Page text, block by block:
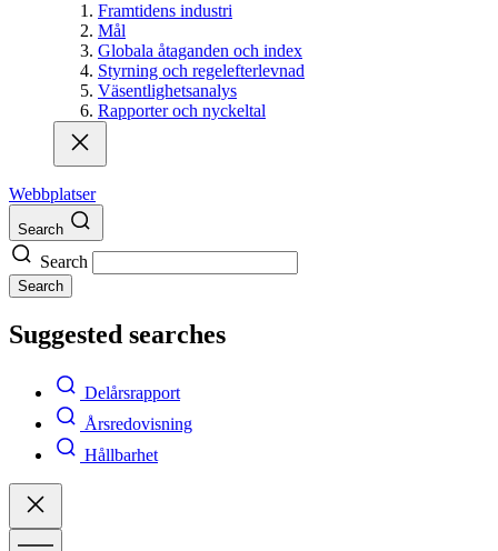
Framtidens industri
Mål
Globala åtaganden och index
Styrning och regelefterlevnad
Väsentlighetsanalys
Rapporter och nyckeltal
Webbplatser
Search
Search
Search
Suggested searches
Delårsrapport
Årsredovisning
Hållbarhet